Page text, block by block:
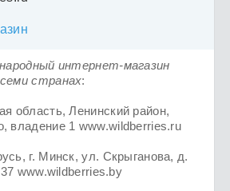
интернет-магазин
странах:
область, Ленинский район,
владение 1 www.wildberries.ru
г. Минск, ул. Скрыганова, д.
www.wildberries.by